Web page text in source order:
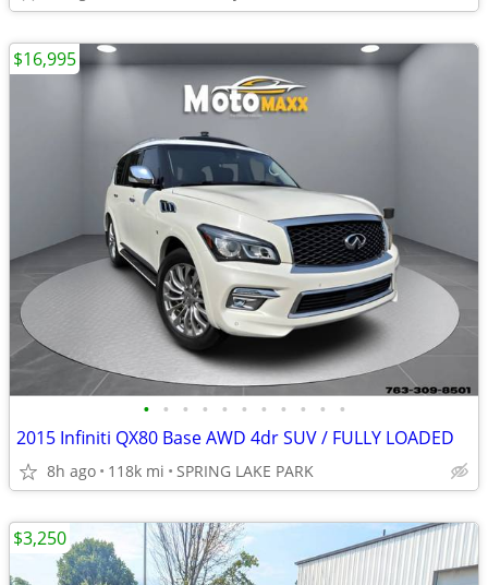
• • • • • • • • • • •
2015 Infiniti QX80 Base AWD 4dr SUV / FULLY LOADED
8h ago 118k mi SPRING LAKE PARK
$16,995
$3,250